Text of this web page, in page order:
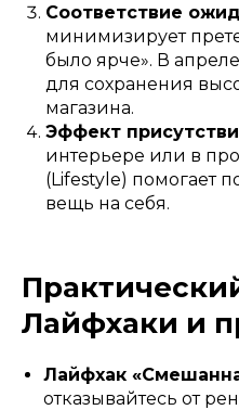
Соответствие
минимизирует
было ярче». В
для сохранения
магазина.
Эффект
интерьере или в
(Lifestyle) помогает
вещь на себя.
Лайфхаки и
Лайфхак
отказывайтесь от